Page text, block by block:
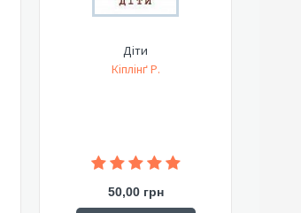
Діти
Кіплінґ Р.
50,00 грн